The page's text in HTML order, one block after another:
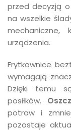
przed decyzją
na wszelkie
mechaniczne,
urządzenia.
Frytkownice
wymagają
Dzięki temu
posiłków.
potraw i
pozostaje